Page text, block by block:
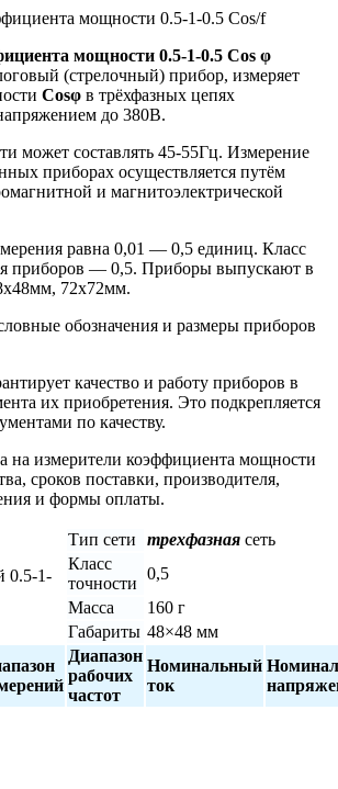
мощности 0.5-1-0.5 Сos φ
(стрелочный) прибор, измеряет
Сosφ в трёхфазных цепях
до 380В.
может составлять 45-55Гц. Измерение
приборах осуществляется путём
и магнитоэлектрической
равна 0,01 — 0,5 единиц. Класс
приборов — 0,5. Приборы выпускают в
72х72мм.
обозначения и размеры приборов
качество и работу приборов в
их приобретения. Это подкрепляется
по качеству.
на измерители коэффициента мощности
сроков поставки, производителя,
и формы оплаты.
Тип сети трехфазная сеть
Класс
точности
0,5
Масса
160 г
Габариты 48×48 мм
Диапазон
рабочих
частот
Номинальный
ток